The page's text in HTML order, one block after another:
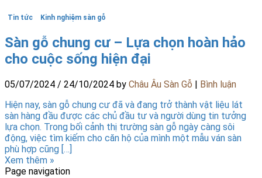
Tin tức Kinh nghiệm sàn gỗ
Sàn gỗ chung cư – Lựa chọn hoàn hảo
cho cuộc sống hiện đại
05/07/2024 / 24/10/2024 by Châu Âu Sàn Gỗ
Bình luận
Hiện nay, sàn gỗ chung cư đã và đang trở thành vật liệu lát
sàn hàng đầu được các chủ đầu tư và người dùng tin tưởng
lựa chọn. Trong bối cảnh thị trường sàn gỗ ngày càng sôi
động, việc tìm kiếm cho căn hộ của mình một mẫu ván sàn
phù hợp cũng […]
Xem thêm »
Page navigation